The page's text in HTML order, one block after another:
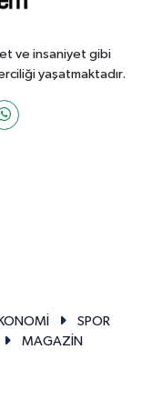
ve insaniyet gibi
yaşatmaktadır.
SPOR
MAGAZİN